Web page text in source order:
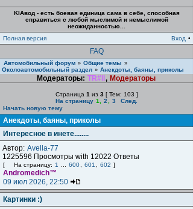
KIAвод - есть боевая единица сама в себе, способная
справиться с любой мыслимой и немыслимой
неожиданностью...
Полная версия
Вход •
FAQ
Автомобильный форум » Общие темы »
Околоавтомобильный раздел » Анекдоты, баяны, приколы
Модераторы: TR#ll , Модераторы
Страница 1 из 3 [ Тем: 103 ]
На страницу 1 2 3
След.
Начать новую тему
Анекдоты, баяны, приколы
Интересное в инете........
Автор: Avella-77
1225596 Просмотры with 12022 Ответы
[ На страницу: 1 600 601 602 ]
Andromedich™
09 июл 2026, 22:50
Картинки :)